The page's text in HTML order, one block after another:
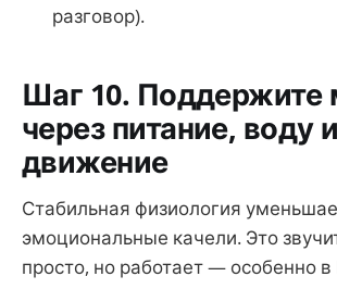
разговор).
Шаг 10. Поддержите
через питание, воду и
движение
Стабильная физиология
эмоциональные качели. Это
просто, но работает — особенно в